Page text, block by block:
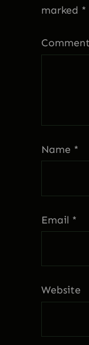
marked *
Comment
Name *
Email *
Website